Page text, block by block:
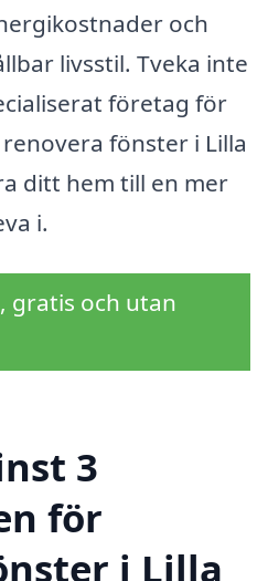
och
livsstil. Tveka inte
företag för
fönster i Lilla
ditt hem till en mer
i.
gratis och utan
3
för
i Lilla